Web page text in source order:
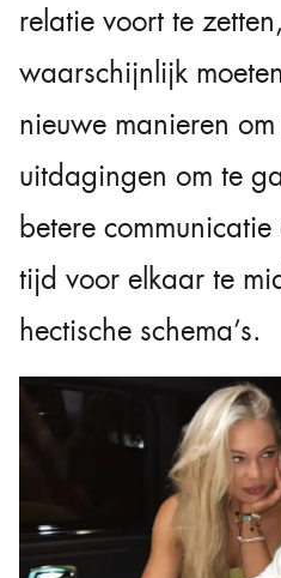
relatie voort te
waarschijnlijk
nieuwe manieren
uitdagingen om te
betere
tijd voor elkaar te
hectische schema’s.